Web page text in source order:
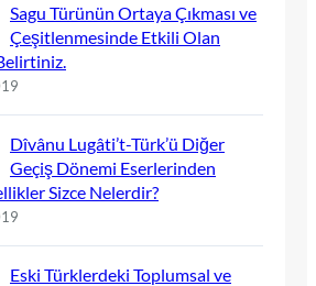
Sagu Türünün Ortaya Çıkması ve
Çeşitlenmesinde Etkili Olan
Dîvânu Lugâti’t-Türk’ü Diğer
Geçiş Dönemi Eserlerinden
Sizce Nelerdir?
Eski Türklerdeki Toplumsal ve